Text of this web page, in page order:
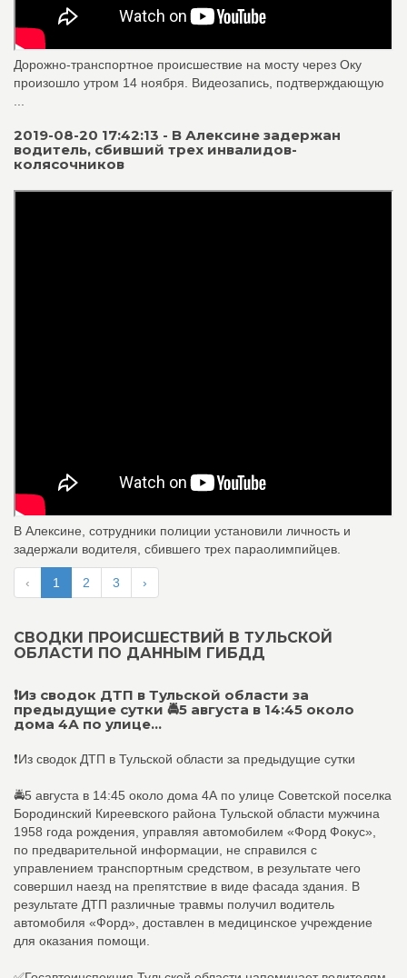
Дорожно-транспортное происшествие на мосту через Оку
произошло утром 14 ноября. Видеозапись, подтверждающую
2019-08-20 17:42:13 - В Алексине задержан
водитель, сбивший трех инвалидов-
колясочников
В Алексине, сотрудники полиции установили личность и
задержали водителя, сбившего трех параолимпийцев.
‹ 1 2 3 ›
СВОДКИ ПРОИСШЕСТВИЙ В ТУЛЬСКОЙ
ОБЛАСТИ ПО ДАННЫМ ГИБДД
❗Из сводок ДТП в Тульской области за
предыдущие сутки 🚔5 августа в 14:45 около
дома 4А по улице...
❗Из сводок ДТП в Тульской области за предыдущие сутки
🚔5 августа в 14:45 около дома 4А по улице Советской поселка
Бородинский Киреевского района Тульской области мужчина
1958 года рождения, управляя автомобилем «Форд Фокус»,
по предварительной информации, не справился с
управлением транспортным средством, в результате чего
совершил наезд на препятствие в виде фасада здания. В
результате ДТП различные травмы получил водитель
автомобиля «Форд», доставлен в медицинское учреждение
для оказания помощи.